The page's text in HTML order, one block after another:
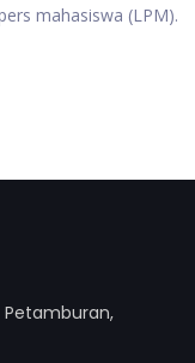
mahasiswa (LPM).
Petamburan,